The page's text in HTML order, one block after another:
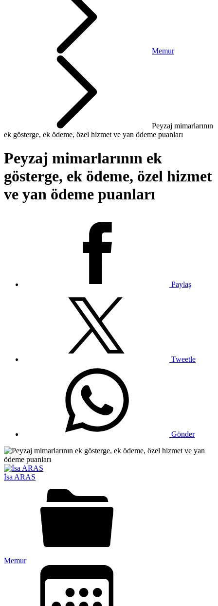
Memur
Peyzaj mimarlarının
ek gösterge, ek ödeme, özel hizmet ve yan ödeme puanları
Peyzaj mimarlarının ek
gösterge, ek ödeme, özel hizmet
ve yan ödeme puanları
Paylaş
Tweetle
Gönder
İsa ARAS
Memur